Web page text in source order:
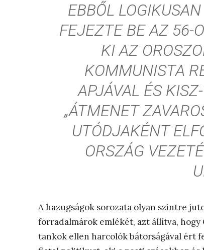
EBBŐL
FEJEZTE BE AZ 56-
KI AZ
KOMMUNISTA
APJÁVAL ÉS
„ÁTMENET
UTÓDJAKÉNT
ORSZÁG
A hazugságok sorozata olyan szintre
forradalmárok emlékét, azt állítva,
tankok ellen harcolók bátorságával ért